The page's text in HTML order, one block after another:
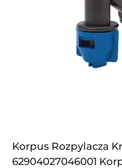
Korpus Rozpylacza
62904027046001